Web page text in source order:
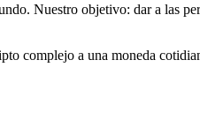
Nuestro objetivo: dar a las
complejo a una moneda